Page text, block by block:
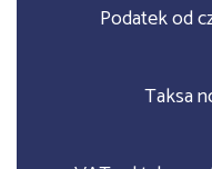
Podatek od
Taksa